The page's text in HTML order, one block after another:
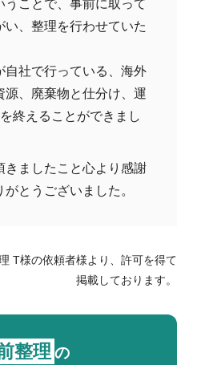
うことで、事前に取って
い、整理を行わせていた
自社で行っている、海外
源、廃棄物と仕分け、運
終えることができまし
きましたこと心より感謝
とうございました。
T様の依頼者様より、許可を得て
掲載しております。
整理 の